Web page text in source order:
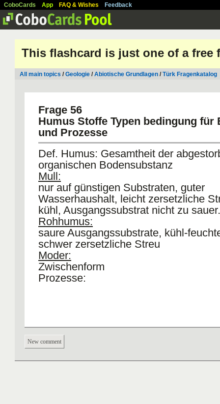
CoboCards App FAQ & Wishes Feedback
This flashcard is just one of a free
All main topics /Geologie /Abiotische Grundlagen /Türk Fragenkatalog
Frage 56
Humus Stoffe Typen bedingung für
und Prozesse
Def. Humus: Gesamtheit der
organischen Bodensubstanz
Mull:
nur auf günstigen Substraten, guter
Wasserhaushalt, leicht zersetzliche
kühl, Ausgangssubstrat nicht zu sauer.
Rohhumus:
saure Ausgangssubstrate, kühl-
schwer zersetzliche Streu
Moder:
Zwischenform
Prozesse:
New comment